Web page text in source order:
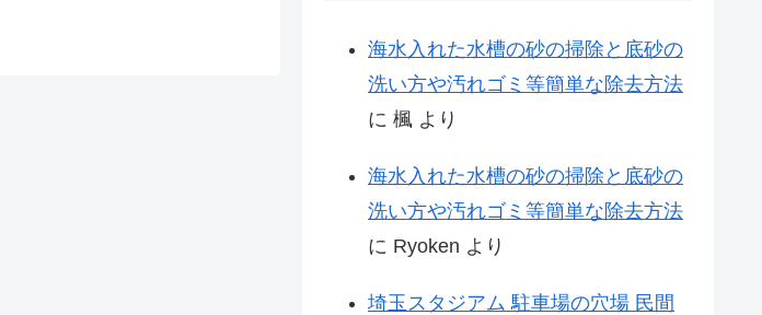
海水入れた水槽の砂の掃除と底砂の
洗い方や汚れゴミ等簡単な除去方法
に 楓 より
海水入れた水槽の砂の掃除と底砂の
洗い方や汚れゴミ等簡単な除去方法
に Ryoken より
埼玉スタジアム 駐車場の穴場 民間